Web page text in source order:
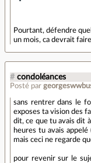
Pourtant, défendre
un mois, ca devrait
# condoléances
Posté par
sans rentrer dans le
exposes ta vision des
dit, ce que tu avais dit
heures tu avais
mais ceci ne regarde
pour revenir sur le